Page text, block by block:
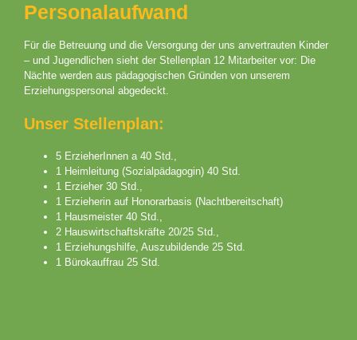
Personalaufwand
Für die Betreuung und die Versorgung der uns anvertrauten Kinder
– und Jugendlichen sieht der Stellenplan 12 Mitarbeiter vor: Die
Nächte werden aus pädagogischen Gründen von unserem
Erziehungspersonal abgedeckt.
Unser Stellenplan:
5 ErzieherInnen a 40 Std.,
1 Heimleitung (Sozialpädagogin) 40 Std.
1 Erzieher 30 Std.,
1 Erzieherin auf Honorarbasis (Nachtbereitschaft)
1 Hausmeister 40 Std.,
2 Hauswirtschaftskräfte 20/25 Std.,
1 Erziehungshilfe, Auszubildende 25 Std.
1 Bürokauffrau 25 Std.